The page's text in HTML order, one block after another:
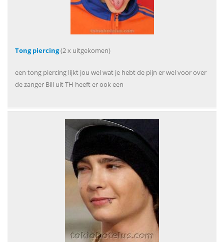
Tong piercing(2 x uitgekomen)
een tong piercing lijkt jou wel wat je hebt de pijn er wel voor over
de zanger Bill uit TH heeft er ook een